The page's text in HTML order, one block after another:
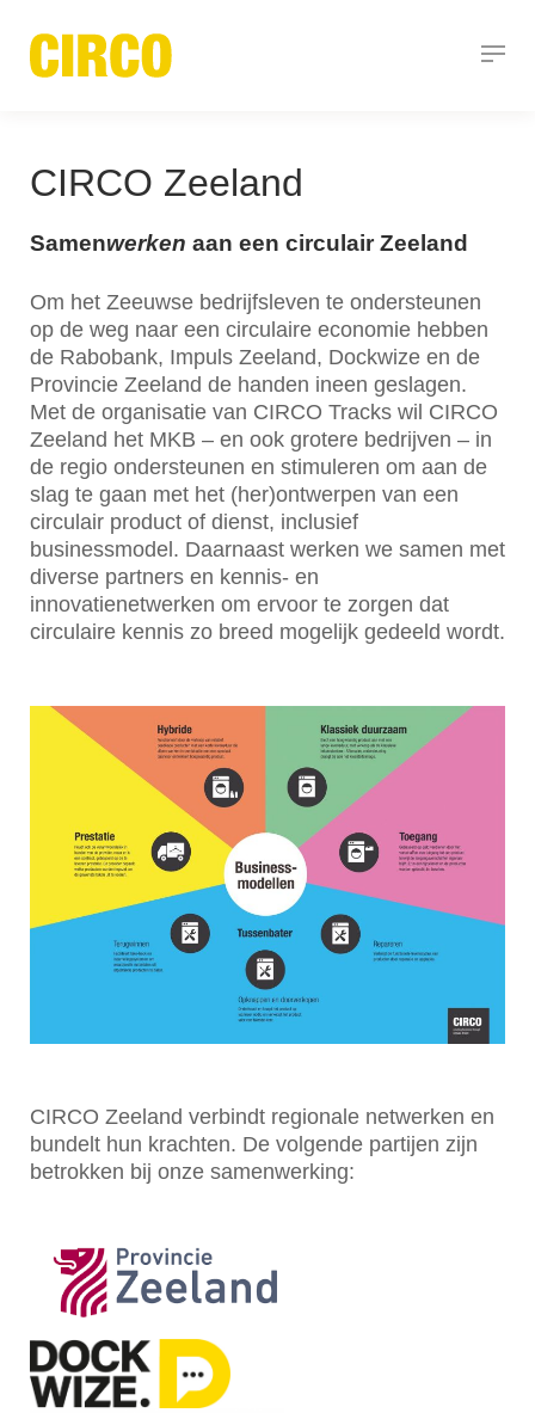
CIRCO Zeeland
Samenwerken aan een circulair Zeeland
Om het Zeeuwse bedrijfsleven te ondersteunen
op de weg naar een circulaire economie hebben
de Rabobank, Impuls Zeeland, Dockwize en de
Provincie Zeeland de handen ineen geslagen.
Met de organisatie van CIRCO Tracks wil CIRCO
Zeeland het MKB – en ook grotere bedrijven – in
de regio ondersteunen en stimuleren om aan de
slag te gaan met het (her)ontwerpen van een
circulair product of dienst, inclusief
businessmodel. Daarnaast werken we samen met
diverse partners en kennis- en
innovatienetwerken om ervoor te zorgen dat
circulaire kennis zo breed mogelijk gedeeld wordt.
CIRCO Zeeland verbindt regionale netwerken en
bundelt hun krachten. De volgende partijen zijn
betrokken bij onze samenwerking: